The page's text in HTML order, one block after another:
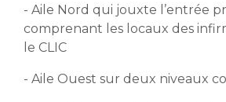
- Aile Nord qui jouxte l’entrée
comprenant les locaux des
le CLIC
- Aile Ouest sur deux niveaux